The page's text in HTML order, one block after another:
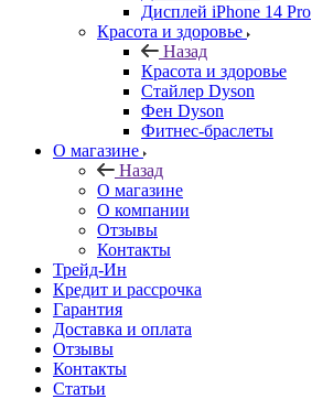
Дисплей iPhone 14 Pro
Красота и здоровье
Назад
Красота и здоровье
Стайлер Dyson
Фен Dyson
Фитнес-браслеты
О магазине
Назад
О магазине
О компании
Отзывы
Контакты
Трейд-Ин
Кредит и рассрочка
Гарантия
Доставка и оплата
Отзывы
Контакты
Статьи